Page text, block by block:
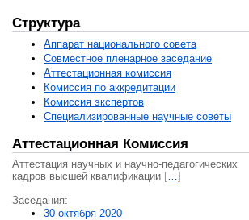
Структура
Аппарат национального совета
Совместное пленарное заседание
Аттестационная комисcия
Комиссия по аккредитации
Комиссия экспертов
Специализированные научные советы
Аттестационная Комиссия
Аттестация научных и научно-педагогических
кадров высшей квалификации […]
Заседания:
30 октября 2020